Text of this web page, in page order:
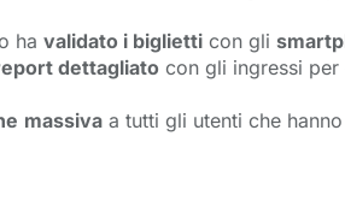
ha validato i biglietti con gli
dettagliato con gli ingressi
massiva a tutti gli utenti che